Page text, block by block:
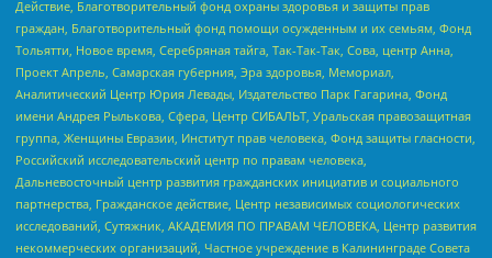
Действие, Благотворительный фонд охраны здоровья и защиты прав
граждан, Благотворительный фонд помощи осужденным и их семьям, Фонд
Тольятти, Новое время, Серебряная тайга, Так-Так-Так, Сова, центр Анна,
Проект Апрель, Самарская губерния, Эра здоровья, Мемориал,
Аналитический Центр Юрия Левады, Издательство Парк Гагарина, Фонд
имени Андрея Рылькова, Сфера, Центр СИБАЛЬТ, Уральская правозащитная
группа, Женщины Евразии, Институт прав человека, Фонд защиты гласности,
Российский исследовательский центр по правам человека,
Дальневосточный центр развития гражданских инициатив и социального
партнерства, Гражданское действие, Центр независимых социологических
исследований, Сутяжник, АКАДЕМИЯ ПО ПРАВАМ ЧЕЛОВЕКА, Центр развития
некоммерческих организаций, Частное учреждение в Калининграде Совета